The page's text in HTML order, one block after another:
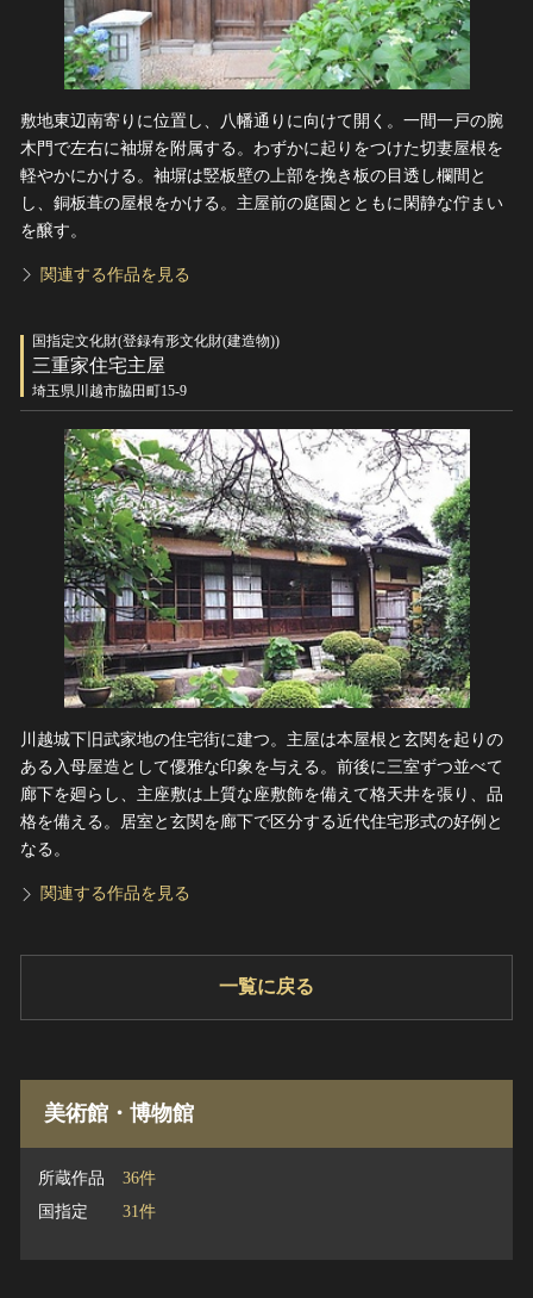
敷地東辺南寄りに位置し、八幡通りに向けて開く。一間一戸の腕
木門で左右に袖塀を附属する。わずかに起りをつけた切妻屋根を
軽やかにかける。袖塀は竪板壁の上部を挽き板の目透し欄間と
し、銅板葺の屋根をかける。主屋前の庭園とともに閑静な佇まい
を醸す。
関連する作品を見る
国指定文化財(登録有形文化財(建造物))
三重家住宅主屋
埼玉県川越市脇田町15-9
川越城下旧武家地の住宅街に建つ。主屋は本屋根と玄関を起りの
ある入母屋造として優雅な印象を与える。前後に三室ずつ並べて
廊下を廻らし、主座敷は上質な座敷飾を備えて格天井を張り、品
格を備える。居室と玄関を廊下で区分する近代住宅形式の好例と
なる。
関連する作品を見る
一覧に戻る
美術館・博物館
所蔵作品
36件
国指定
31件